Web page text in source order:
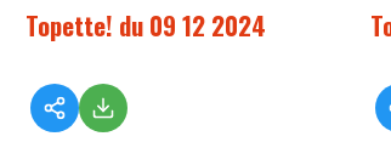
Topette! du 09 12 2024